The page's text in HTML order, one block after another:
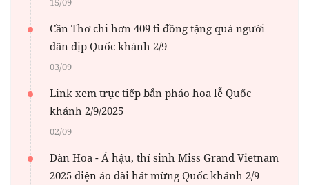
Cần Thơ chi hơn 409 tỉ đồng tặng quà người
dân dịp Quốc khánh 2/9
03/09
Link xem trực tiếp bắn pháo hoa lễ Quốc
khánh 2/9/2025
02/09
Dàn Hoa - Á hậu, thí sinh Miss Grand Vietnam
2025 diện áo dài hát mừng Quốc khánh 2/9